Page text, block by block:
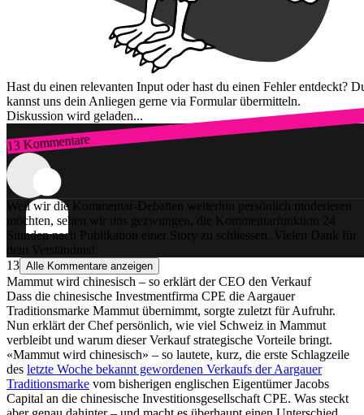
Hast du einen relevanten Input oder hast du einen Fehler entdeckt?
kannst uns dein Anliegen gerne via Formular übermitteln.
Diskussion wird geladen...
13 Kommentare
Zum Login
Weil wir die Kommentar-Debatten weiterhin persönlich moderieren
möchten, sehen wir uns gezwungen, die Kommentarfunktion 24
Stunden nach Publikation einer Story zu schliessen. Vielen Dank für
dein Verständnis!
13 Alle Kommentare anzeigen
Mammut wird chinesisch – so erklärt der CEO den Verkauf
Dass die chinesische Investmentfirma CPE die Aargauer
Traditionsmarke Mammut übernimmt, sorgte zuletzt für Aufruhr.
Nun erklärt der Chef persönlich, wie viel Schweiz in Mammut
verbleibt und warum dieser Verkauf strategische Vorteile bringt.
«Mammut wird chinesisch» – so lautete, kurz, die erste Schlagzeile
des letzte Woche bekannt gewordenen Verkaufs der Aargauer
Traditionsmarke vom bisherigen englischen Eigentümer Jacobs
Capital an die chinesische Investitionsgesellschaft CPE. Was steckt